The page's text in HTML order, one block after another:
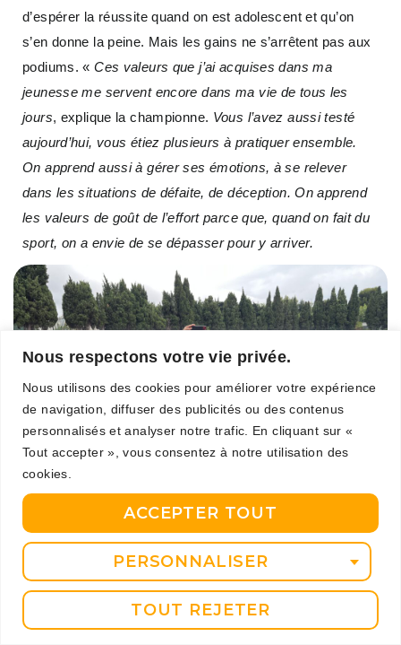
Nous respectons votre vie privée.
Nous utilisons des cookies pour améliorer votre expérience
de navigation, diffuser des publicités ou des contenus
personnalisés et analyser notre trafic. En cliquant sur «
Tout accepter », vous consentez à notre utilisation des
cookies.
PERSONNALISER
TOUT REJETER
ACCEPTER TOUT
d’espérer la réussite quand on est adolescent et qu’on
s’en donne la peine. Mais les gains ne s’arrêtent pas aux
podiums. «Ces valeurs que j’ai acquises dans ma
jeunesse me servent encore dans ma vie de tous les
jours, explique la championne. Vous l’avez aussi testé
aujourd’hui, vous étiez plusieurs à pratiquer ensemble.
On apprend aussi à gérer ses émotions, à se relever
dans les situations de défaite, de déception. On apprend
les valeurs de goût de l’effort parce que, quand on fait du
sport, on a envie de se dépasser pour y arriver.
Séance de dédicace sur les casquettes et t-shirts.
« Toutes ces valeurs nous forgent un mental, un état
d’esprit et ça c’est important dans le milieu sportif mais